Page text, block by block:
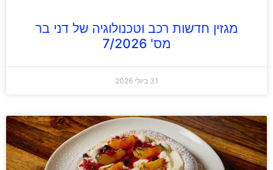
מגזין חדשות רכב וטכנולוגיה של דני בר
מס' 7/2026
31 ביולי 2026